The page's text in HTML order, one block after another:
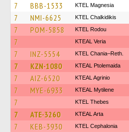
7 BBB-1533 ΚΤΕL Magnesia
7 NMI-6625 ΚΤΕL Chalkidikis
7 POM-5858 ΚΤΕL Rodou
7 KTEAL Veria
7 INZ-5554 KTEL Chania–Reth.
7 KZN-1080 KTEAL Ptolemaida
7 AIZ-6520 KTEAL Agrinio
7 MYE-6933 KTEAL Mytilene
7 KTEL Thebes
7 ATE-3260 KTEAL Arta
7 KEB-3930 KTEL Cephalonia